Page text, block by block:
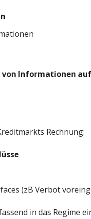
Informationen
Rechnung:
(zB Verbot
in das Regime